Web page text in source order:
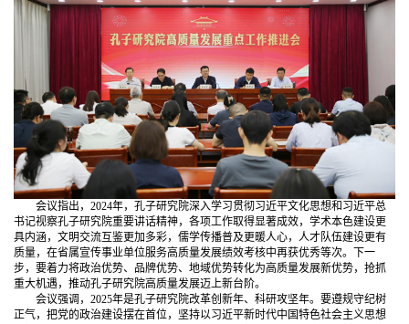
会议指出，2024年，孔子研究院深入学习贯彻习近平文化思想和习近平总
书记视察孔子研究院重要讲话精神，各项工作取得显著成效，学术本色建设更
具内涵，文明交流互鉴更加多彩，儒学传播普及更暖人心，人才队伍建设更有
质量，在省属宣传事业单位服务高质量发展绩效考核中再获优秀等次。下一
步，要着力将政治优势、品牌优势、地域优势转化为高质量发展新优势，抢抓
重大机遇，推动孔子研究院高质量发展迈上新台阶。
会议强调，2025年是孔子研究院改革创新年、科研攻坚年。要遵规守纪树
正气，把党的政治建设摆在首位，坚持以习近平新时代中国特色社会主义思想